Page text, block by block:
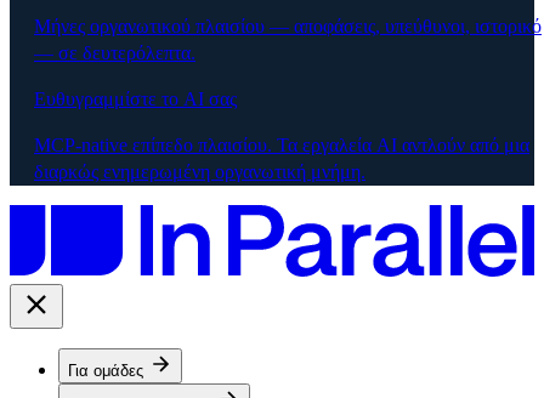
Μήνες οργανωτικού πλαισίου — αποφάσεις, υπεύθυνοι, ιστορικό
— σε δευτερόλεπτα.
Ευθυγραμμίστε το AI σας
MCP-native επίπεδο πλαισίου. Τα εργαλεία AI αντλούν από μια
διαρκώς ενημερωμένη οργανωτική μνήμη.
Για ομάδες